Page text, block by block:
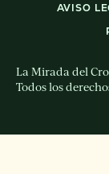
AVISO
La Mirada del
Todos los